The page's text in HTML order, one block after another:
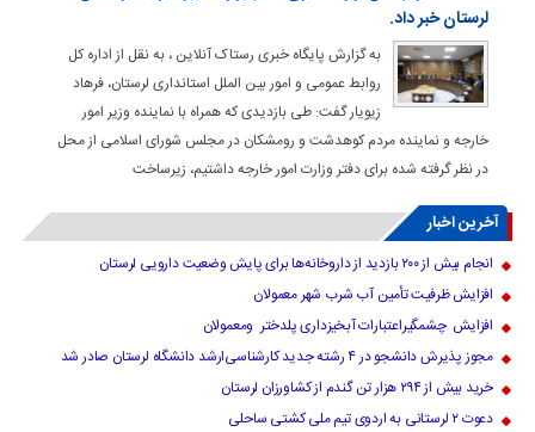
لرستان خبر داد.
به گزارش پایگاه خبری رستاک آنلاین ، به نقل از اداره کل
روابط عمومی و امور بین الملل استانداری لرستان، فرهاد
زیویار گفت: طی بازدیدی که همراه با نماینده وزیر امور
خارجه و نماینده مردم کوهدشت و رومشکان در مجلس شورای اسلامی از محل
در نظر گرفته شده برای دفتر وزارت امور خارجه داشتیم، زیرساخت
آخرین اخبار
انجام بیش از ۲۰۰ بازدید از داروخانه‌ها برای پایش وضعیت دارویی لرستان
افزایش ظرفیت تأمین آب شرب شهر معمولان
افزایش چشمگیراعتبارات آبخیزداری پلدختر ومعمولان
مجوز پذیرش دانشجو در ۴ رشته جدید کارشناسی‌ارشد دانشگاه لرستان صادر شد
خرید بیش از ۲۹۴ هزار تن گندم از کشاورزان لرستان
دعوت ۲ لرستانی به اردوی تیم ملی کشتی ساحلی